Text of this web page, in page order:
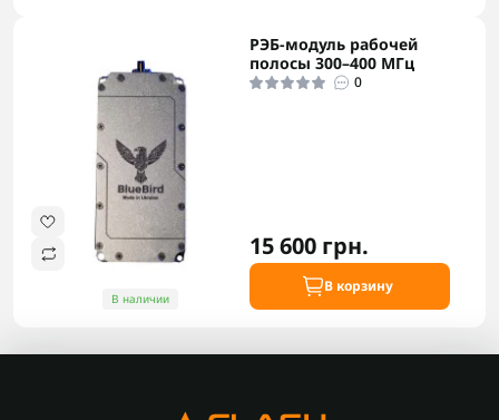
В наличии
РЭБ-модуль рабочей
полосы 300–400 МГц
0
15 600 грн.
В корзину